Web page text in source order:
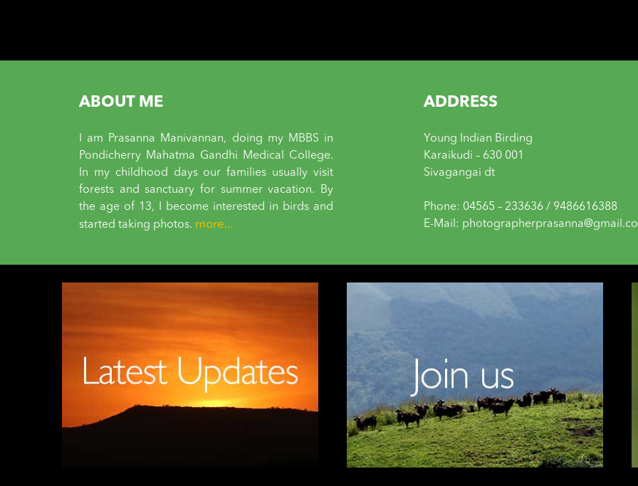
ABOUT ME
I am Prasanna Manivannan, doing my MBBS in
Pondicherry Mahatma Gandhi Medical College.
In my childhood days our families usually visit
forests and sanctuary for summer vacation. By
the age of 13, I become interested in birds and
started taking photos. more...
ADDRESS
Young Indian Birding
Karaikudi – 630 001
Sivagangai dt
Phone: 04565 – 233636 / 9486616388
E-Mail: